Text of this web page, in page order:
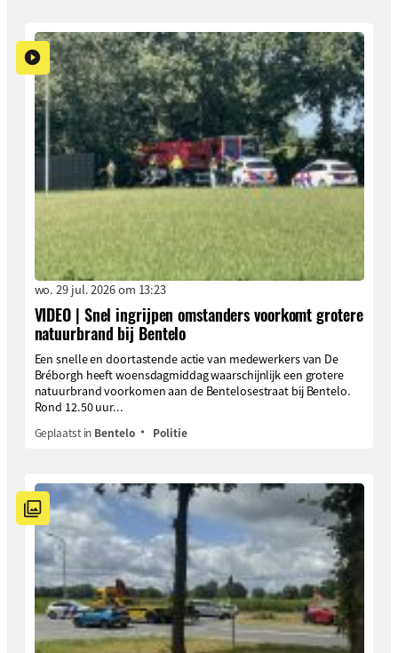
wo. 29 jul. 2026 om 13:23
VIDEO | Snel ingrijpen omstanders voorkomt grotere
natuurbrand bij Bentelo
Een snelle en doortastende actie van medewerkers van De
Bréborgh heeft woensdagmiddag waarschijnlijk een grotere
natuurbrand voorkomen aan de Bentelosestraat bij Bentelo.
Rond 12.50 uur...
Geplaatst in Bentelo Politie